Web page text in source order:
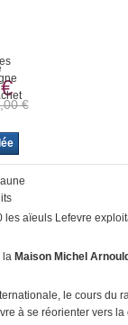
€
les aïeuls Lefevre
la Maison Michel Arnould
le cours du
à se réorienter vers